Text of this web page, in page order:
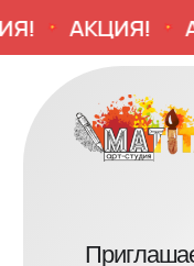
АКЦИЯ!
2-дневный